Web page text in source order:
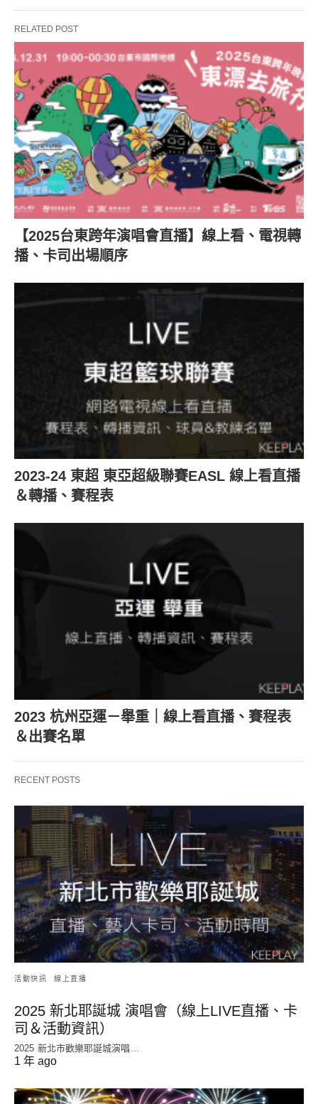
RELATED POST
【2025台東跨年演唱會直播】線上看、電視轉
播、卡司出場順序
2023-24 東超 東亞超級聯賽EASL 線上看直播
＆轉播、賽程表
2023 杭州亞運－舉重｜線上看直播、賽程表
＆出賽名單
RECENT POSTS
活動快訊 線上直播
2025 新北耶誕城 演唱會（線上LIVE直播、卡
司＆活動資訊）
2025 新北市歡樂耶誕城演唱...
1 年 ago